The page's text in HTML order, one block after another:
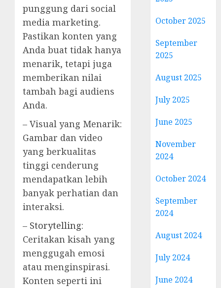
punggung dari social
media marketing.
Pastikan konten yang
Anda buat tidak hanya
menarik, tetapi juga
memberikan nilai
tambah bagi audiens
Anda.
– Visual yang Menarik:
Gambar dan video
yang berkualitas
tinggi cenderung
mendapatkan lebih
banyak perhatian dan
interaksi.
– Storytelling:
Ceritakan kisah yang
menggugah emosi
atau menginspirasi.
Konten seperti ini
October 2025
September
2025
August 2025
July 2025
June 2025
November
2024
October 2024
September
2024
August 2024
July 2024
June 2024